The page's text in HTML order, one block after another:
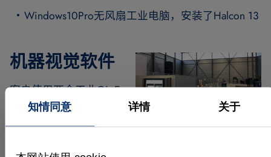
知情同意 详情 关于
Windows10Pro无风扇工业电脑，安装了Halcon 13
机器视觉软件
客户使用两个工业GigE
摄像机一次拍摄箱子的
图像。 MVTec HALCON 凭借其卓越的亚像素精确匹